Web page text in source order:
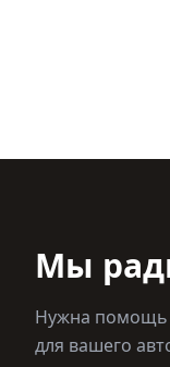
Мы
Нужна помощь
для вашего